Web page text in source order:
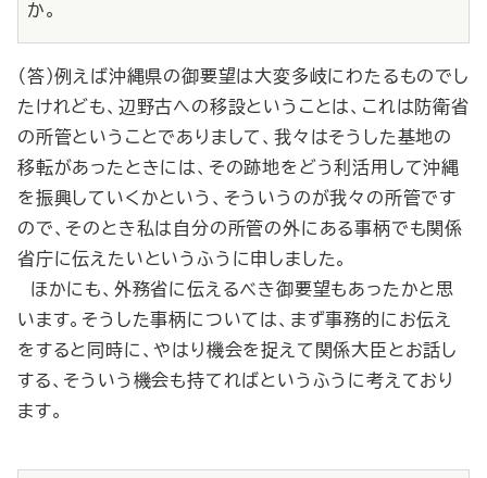
か。
（答）例えば沖縄県の御要望は大変多岐にわたるものでし
たけれども、辺野古への移設ということは、これは防衛省
の所管ということでありまして、我々はそうした基地の
移転があったときには、その跡地をどう利活用して沖縄
を振興していくかという、そういうのが我々の所管です
ので、そのとき私は自分の所管の外にある事柄でも関係
省庁に伝えたいというふうに申しました。
ほかにも、外務省に伝えるべき御要望もあったかと思
います。そうした事柄については、まず事務的にお伝え
をすると同時に、やはり機会を捉えて関係大臣とお話し
する、そういう機会も持てればというふうに考えており
ます。